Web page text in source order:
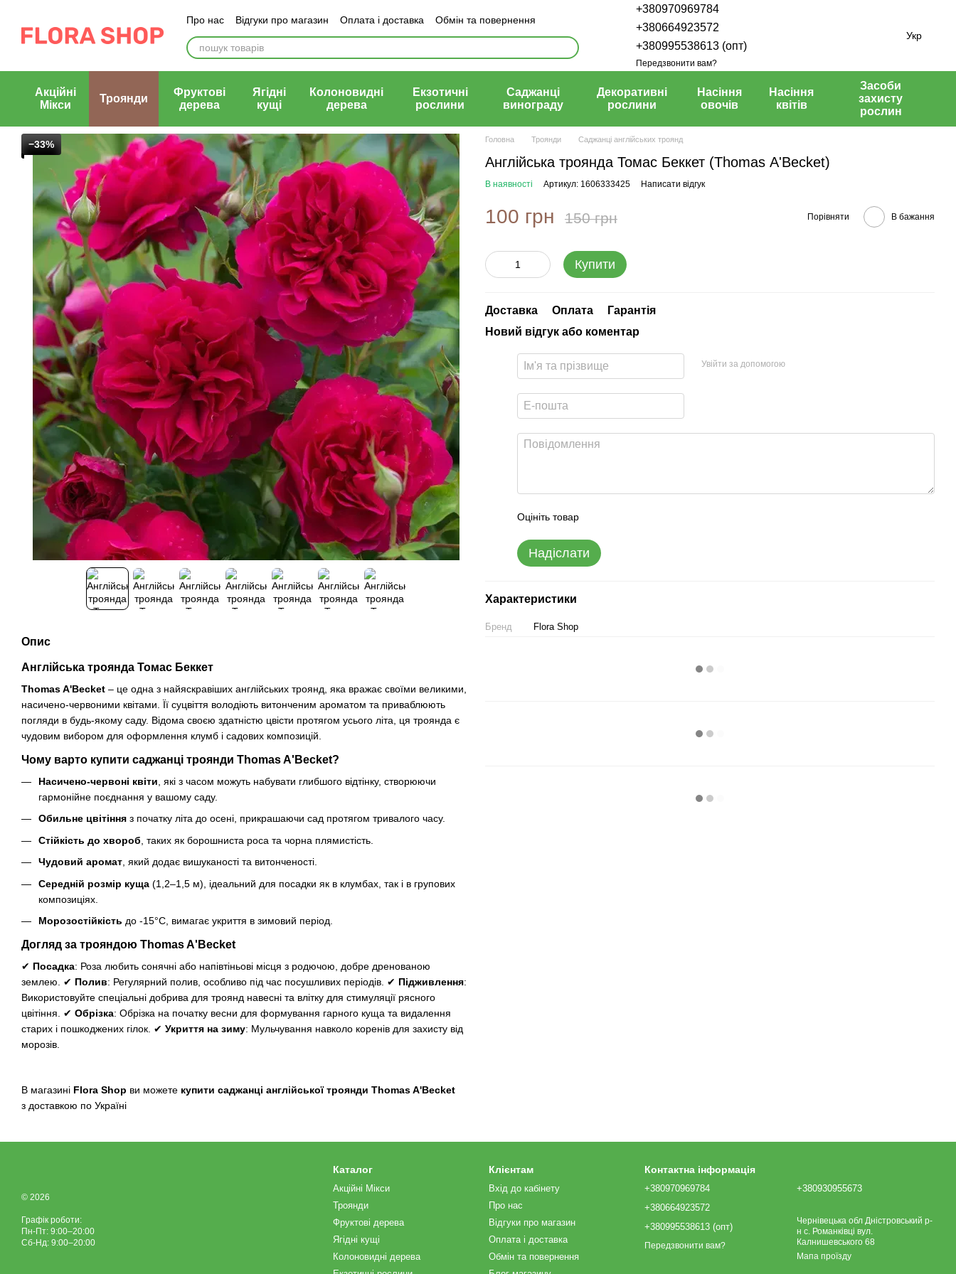
Про нас Відгуки про магазин Оплата і доставка
Обмін та повернення
Блог магазину
Публічний договір (оферта)
+380970969784
+380664923572
+380995538613 (опт)
Передзвонити вам?
Укр
Акційні
Мікси
Троянди
Фруктові
дерева
Ягідні
кущі
Колоновидні
дерева
Екзотичні
рослини
Саджанці
винограду
Декоративні
рослини
Насіння
овочів
Насіння
квітів
Засоби
захисту
рослин
−33%
Опис
Англійська троянда Томас Беккет
Thomas A'Becket – це одна з найяскравіших англійських троянд, яка вражає своїми великими,
насичено-червоними квітами. Її суцвіття володіють витонченим ароматом та приваблюють
погляди в будь-якому саду. Відома своєю здатністю цвісти протягом усього літа, ця троянда є
чудовим вибором для оформлення клумб і садових композицій.
Чому варто купити саджанці троянди Thomas A'Becket?
Насичено-червоні квіти , які з часом можуть набувати глибшого відтінку, створюючи
гармонійне поєднання у вашому саду.
Обильне цвітіння з початку літа до осені, прикрашаючи сад протягом тривалого часу.
Стійкість до хвороб , таких як борошниста роса та чорна плямистість.
Чудовий аромат , який додає вишуканості та витонченості.
Середній розмір куща (1,2–1,5 м), ідеальний для посадки як в клумбах, так і в групових
композиціях.
Морозостійкість до -15°C, вимагає укриття в зимовий період.
Догляд за трояндою Thomas A'Becket
✔ Посадка: Роза любить сонячні або напівтіньові місця з родючою, добре дренованою
землею. ✔ Полив: Регулярний полив, особливо під час посушливих періодів. ✔ Підживлення:
Використовуйте спеціальні добрива для троянд навесні та влітку для стимуляції рясного
цвітіння. ✔ Обрізка: Обрізка на початку весни для формування гарного куща та видалення
старих і пошкоджених гілок. ✔ Укриття на зиму: Мульчування навколо коренів для захисту від
морозів.
В магазині Flora Shop ви можете купити саджанці англійської троянди Thomas A'Becket
з доставкою по Україні
Головна Троянди Саджанці англійських троянд
Англійська троянда Томас Беккет (Thomas А'Becket)
В наявності Артикул: 1606333425 Написати відгук
100 грн 150 грн Порівняти В бажання
Купити
Доставка Оплата
Гарантія
Новий відгук або коментар
Увійти за допомогою
Оцініть товар
Надіслати
Характеристики
Бренд Flora Shop
© 2026
Графік роботи:
Пн-Пт: 9:00–20:00
Сб-Нд: 9:00–20:00
Каталог
Акційні Мікси
Троянди
Фруктові дерева
Ягідні кущі
Колоновидні дерева
Клієнтам
Вхід до кабінету
Про нас
Відгуки про магазин
Оплата і доставка
Обмін та повернення
Контактна інформація
+380970969784
+380664923572
+380995538613 (опт)
Передзвонити вам?
+380930955673
Чернівецька обл Дністровський р-
н с. Романківці вул.
Калнишевського 68
Мапа проїзду